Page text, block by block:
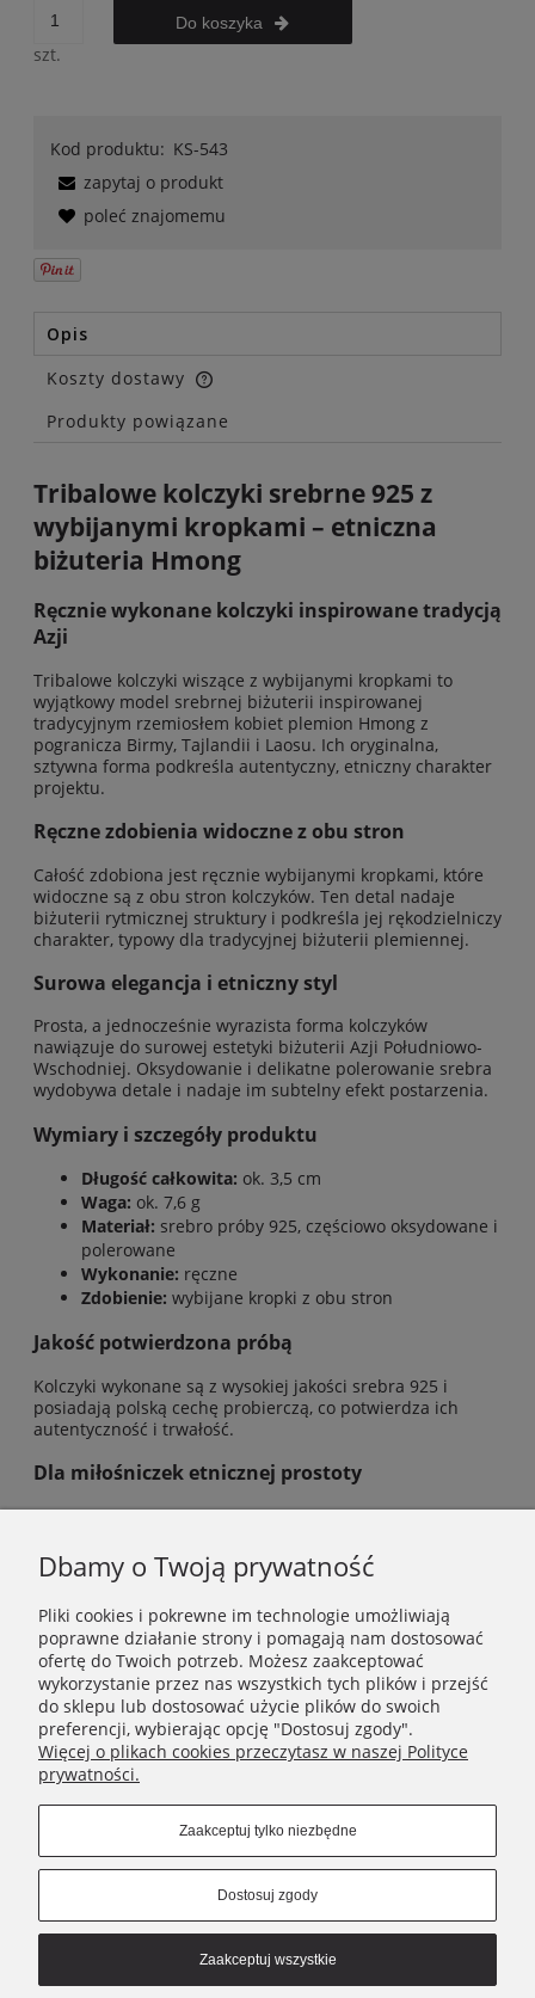
szt.
Do koszyka
Kod produktu: KS-543
zapytaj o produkt
poleć znajomemu
Opis
Koszty dostawy
Cena nie zawiera ewentualnych kosztów płatności
Produkty powiązane
Tribalowe kolczyki srebrne 925 z
wybijanymi kropkami – etniczna
biżuteria Hmong
Ręcznie wykonane kolczyki inspirowane tradycją
Azji
Tribalowe kolczyki wiszące z wybijanymi kropkami to
wyjątkowy model srebrnej biżuterii inspirowanej
tradycyjnym rzemiosłem kobiet plemion Hmong z
pogranicza Birmy, Tajlandii i Laosu. Ich oryginalna,
sztywna forma podkreśla autentyczny, etniczny charakter
projektu.
Ręczne zdobienia widoczne z obu stron
Całość zdobiona jest ręcznie wybijanymi kropkami, które
widoczne są z obu stron kolczyków. Ten detal nadaje
biżuterii rytmicznej struktury i podkreśla jej rękodzielniczy
charakter, typowy dla tradycyjnej biżuterii plemiennej.
Surowa elegancja i etniczny styl
Prosta, a jednocześnie wyrazista forma kolczyków
nawiązuje do surowej estetyki biżuterii Azji Południowo-
Wschodniej. Oksydowanie i delikatne polerowanie srebra
wydobywa detale i nadaje im subtelny efekt postarzenia.
Wymiary i szczegóły produktu
Długość całkowita: ok. 3,5 cm
Waga: ok. 7,6 g
Materiał: srebro próby 925, częściowo oksydowane i
polerowane
Wykonanie: ręczne
Zdobienie: wybijane kropki z obu stron
Jakość potwierdzona próbą
Kolczyki wykonane są z wysokiej jakości srebra 925 i
posiadają polską cechę probierczą, co potwierdza ich
autentyczność i trwałość.
Dla miłośniczek etnicznej prostoty
Te tribalowe kolczyki srebrne z kropkowanym wzorem to
ceniących autentyczność i rękodzieło.
INFORMACJE
POMOC
MOJE KONTO
Copyrights © 2021 - Nikamon.pl
Dbamy o Twoją prywatność
Pliki cookies i pokrewne im technologie umożliwiają
poprawne działanie strony i pomagają nam dostosować
ofertę do Twoich potrzeb. Możesz zaakceptować
wykorzystanie przez nas wszystkich tych plików i przejść
do sklepu lub dostosować użycie plików do swoich
preferencji, wybierając opcję "Dostosuj zgody".
Więcej o plikach cookies przeczytasz w naszej Polityce
prywatności.
Zaakceptuj tylko niezbędne
Dostosuj zgody
Zaakceptuj wszystkie